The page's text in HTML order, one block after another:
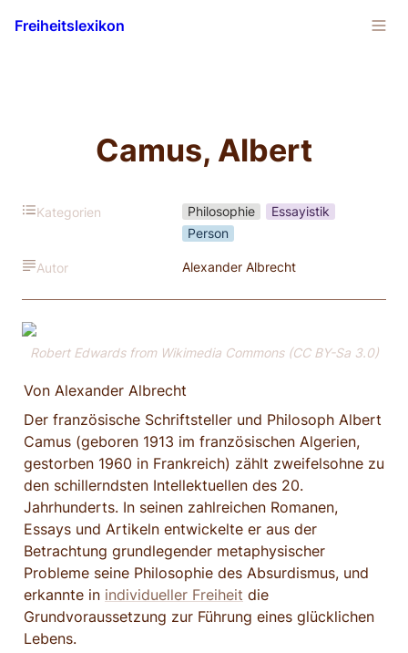
Freiheitslexikon
Camus, Albert
Kategorien Philosophie
Essayistik
Person
Autor Alexander Albrecht
Robert Edwards from Wikimedia Commons (CC BY-Sa 3.0)
Von Alexander Albrecht
Der französische Schriftsteller und Philosoph Albert
Camus (geboren 1913 im französischen Algerien,
gestorben 1960 in Frankreich) zählt zweifelsohne zu
den schillerndsten Intellektuellen des 20.
Jahrhunderts. In seinen zahlreichen Romanen,
Essays und Artikeln entwickelte er aus der
Betrachtung grundlegender metaphysischer
Probleme seine Philosophie des Absurdismus, und
erkannte in individueller Freiheit die
Grundvoraussetzung zur Führung eines glücklichen
Lebens.